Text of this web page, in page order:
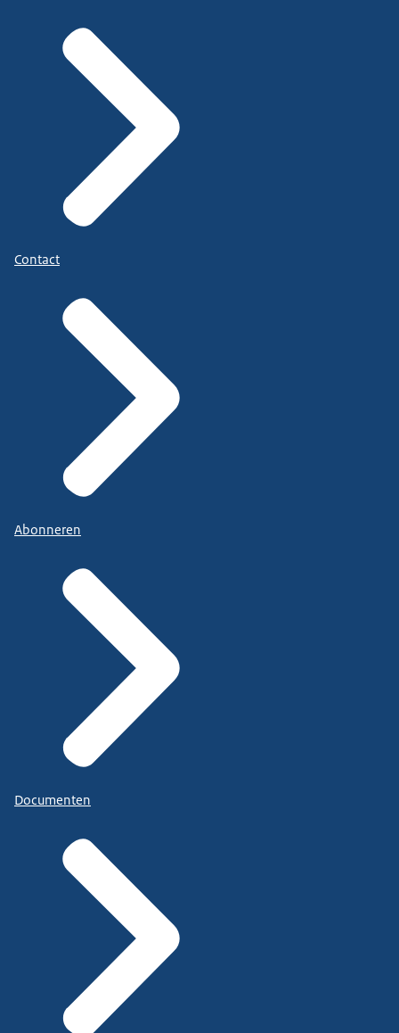
Contact
Abonneren
Documenten